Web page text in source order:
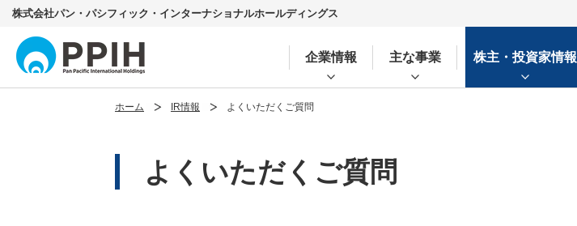
株式会社パン・パシフィック・インターナショナルホールディングス
企業情報 主な事業 株主・投資家情報
ホーム IR情報 よくいただくご質問
よくいただくご質問